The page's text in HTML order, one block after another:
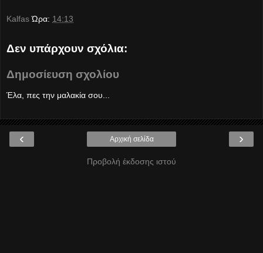
Kalfas Ώρα: 14:13
Δεν υπάρχουν σχόλια:
Δημοσίευση σχολίου
Έλα, πες την μαλακία σου...
‹ ›
Αρχική σελίδα
Προβολή έκδοσης ιστού